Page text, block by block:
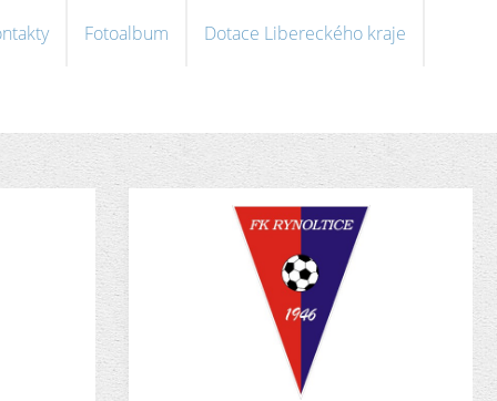
Fotoalbum Dotace Libereckého kraje